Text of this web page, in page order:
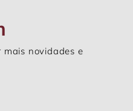
mais novidades e